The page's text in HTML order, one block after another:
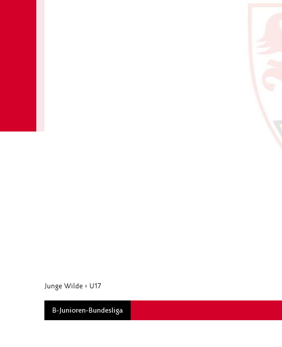
Junge Wilde › U17
B-Junioren-Bundesliga